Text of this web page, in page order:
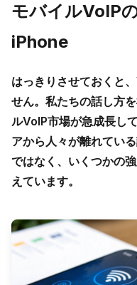
モバイルVoIP
iPhone
はっきりさせておくと
せん。私たちの話し方
ルVoIP市場が急成長し
アから人々が離れてい
ではなく、いくつかの
えています。